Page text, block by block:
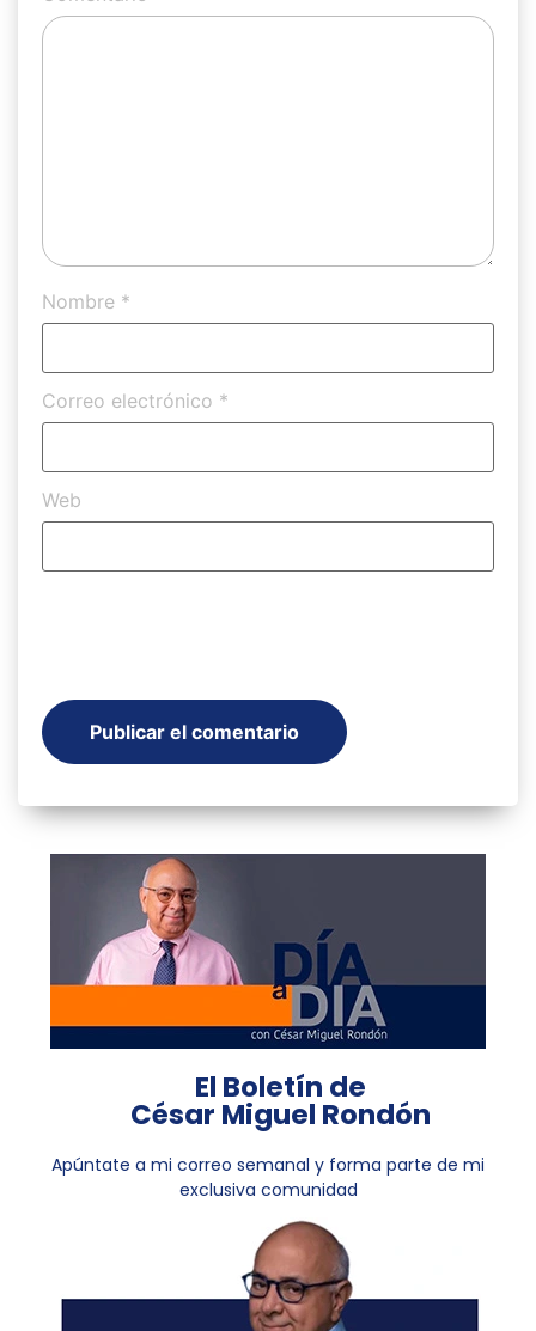
Nombre *
Correo electrónico *
Web
El Boletín de
César Miguel Rondón
Apúntate a mi correo semanal y forma parte de mi
exclusiva comunidad